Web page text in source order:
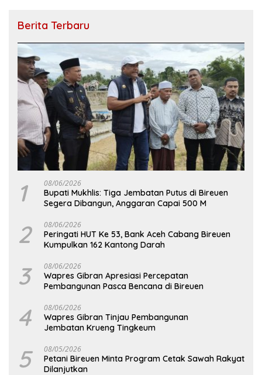
Berita Terbaru
1 08/06/2026
Bupati Mukhlis: Tiga Jembatan Putus di Bireuen
Segera Dibangun, Anggaran Capai 500 M
2 08/06/2026
Peringati HUT Ke 53, Bank Aceh Cabang Bireuen
Kumpulkan 162 Kantong Darah
3 08/06/2026
Wapres Gibran Apresiasi Percepatan
Pembangunan Pasca Bencana di Bireuen
4 08/06/2026
Wapres Gibran Tinjau Pembangunan
Jembatan Krueng Tingkeum
5 08/05/2026
Petani Bireuen Minta Program Cetak Sawah Rakyat
Dilanjutkan